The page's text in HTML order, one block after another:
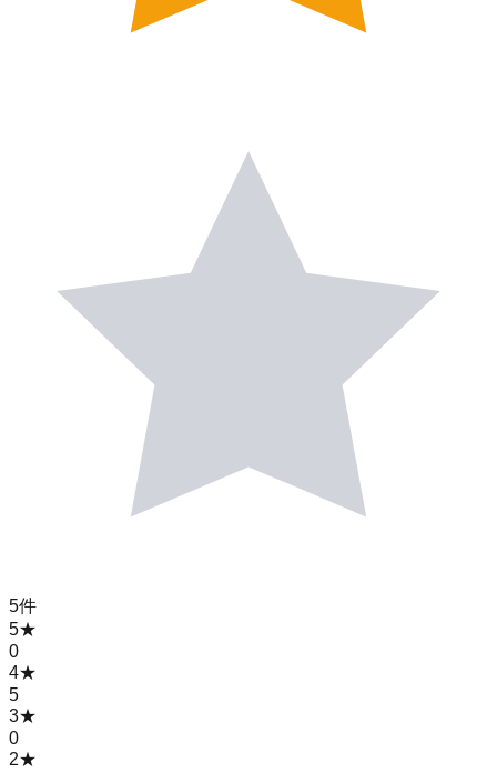
5件
5★
0
4★
5
3★
0
2★